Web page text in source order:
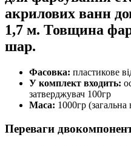
акрилових ванн
1,7 м. Товщина
шар.
Фасовка: пластикове
У комплект входить:
затверджувач 100гр
Маса: 1000гр (загальна
Переваги